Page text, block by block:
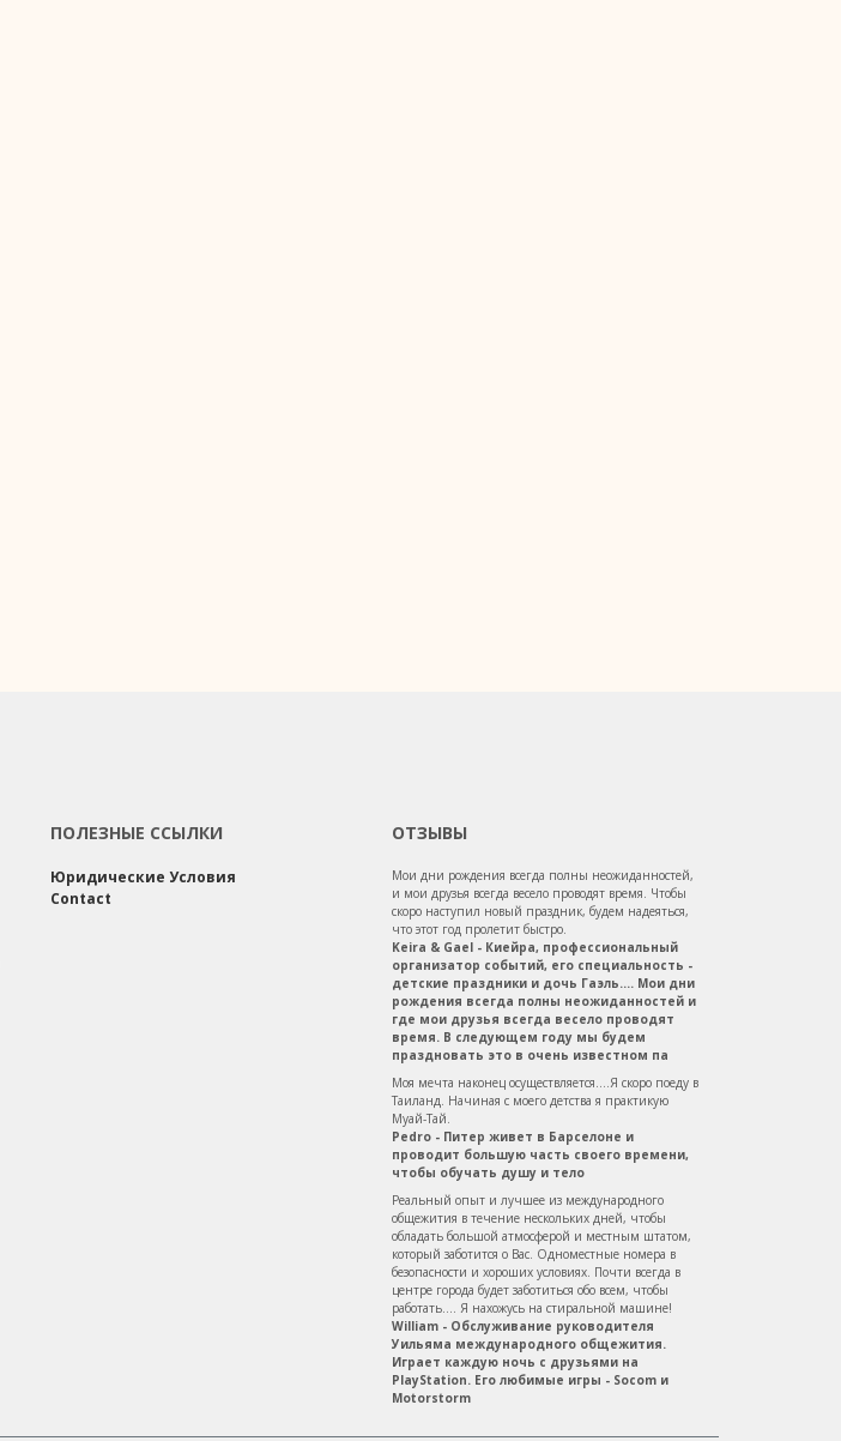
ПОЛЕЗНЫЕ ССЫЛКИ
Юридические Условия
Contact
ОТЗЫВЫ
Мои дни рождения всегда полны неожиданностей,
и мои друзья всегда весело проводят время. Чтобы
скоро наступил новый праздник, будем надеяться,
что этот год пролетит быстро.
Keira & Gael - Киейра, профессиональный
организатор событий, его специальность -
детские праздники и дочь Гаэль.... Мои дни
рождения всегда полны неожиданностей и
где мои друзья всегда весело проводят
время. В следующем году мы будем
праздновать это в очень известном па
Моя мечта наконец осуществляется....Я скоро поеду в
Таиланд. Начиная с моего детства я практикую
Муай-Тай.
Pedro - Питер живет в Барселоне и
проводит большую часть своего времени,
чтобы обучать душу и тело
Реальный опыт и лучшее из международного
общежития в течение нескольких дней, чтобы
обладать большой атмосферой и местным штатом,
который заботится о Вас. Одноместные номера в
безопасности и хороших условиях. Почти всегда в
центре города будет заботиться обо всем, чтобы
работать.... Я нахожусь на стиральной машине!
William - Обслуживание руководителя
Уильяма международного общежития.
Играет каждую ночь с друзьями на
PlayStation. Его любимые игры - Socom и
Motorstorm